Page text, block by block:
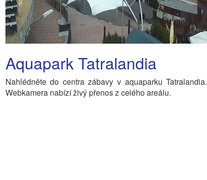
Aquapark Tatralandia
Nahlédněte do centra zábavy v aquaparku Tatralandia.
Webkamera nabízí živý přenos z celého areálu.